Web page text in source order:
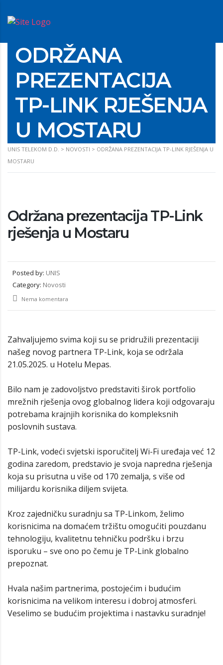
ODRŽANA
PREZENTACIJA
TP-LINK RJEŠENJA
U MOSTARU
UNIS TELEKOM D.D. > NOVOSTI > ODRŽANA PREZENTACIJA TP-LINK RJEŠENJA U
MOSTARU
Održana prezentacija TP-Link
rješenja u Mostaru
Posted by: UNIS
Category: Novosti
Nema komentara
Zahvaljujemo svima koji su se pridružili prezentaciji
našeg novog partnera TP-Link, koja se održala
21.05.2025. u Hotelu Mepas.
Bilo nam je zadovoljstvo predstaviti širok portfolio
mrežnih rješenja ovog globalnog lidera koji odgovaraju
potrebama krajnjih korisnika do kompleksnih
poslovnih sustava.
TP-Link, vodeći svjetski isporučitelj Wi-Fi uređaja već 12
godina zaredom, predstavio je svoja napredna rješenja
koja su prisutna u više od 170 zemalja, s više od
milijardu korisnika diljem svijeta.
Kroz zajedničku suradnju sa TP-Linkom, želimo
korisnicima na domaćem tržištu omogućiti pouzdanu
tehnologiju, kvalitetnu tehničku podršku i brzu
isporuku – sve ono po čemu je TP-Link globalno
prepoznat.
Hvala našim partnerima, postojećim i budućim
korisnicima na velikom interesu i dobroj atmosferi.
Veselimo se budućim projektima i nastavku suradnje!